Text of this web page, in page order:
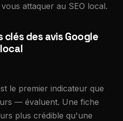
attaquer au SEO local.
des avis Google
le premier indicateur que
— évaluent. Une fiche
plus crédible qu'une